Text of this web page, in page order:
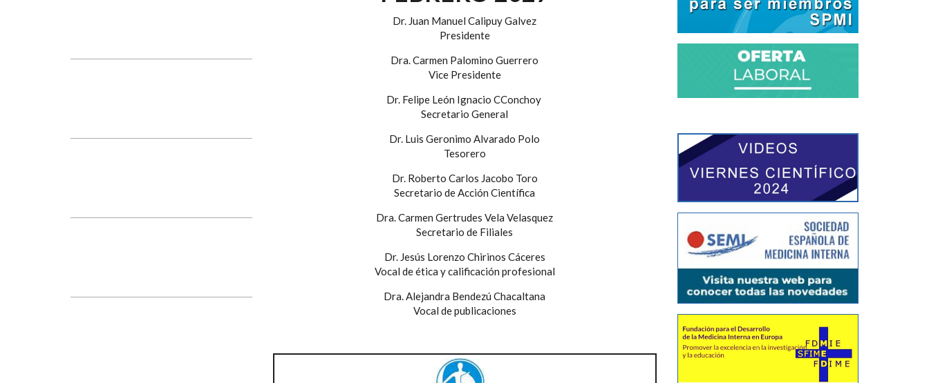
Dr. Juan Manuel Calipuy Galvez
Presidente
Dra. Carmen Palomino Guerrero
Vice Presidente
Dr. Felipe León Ignacio CConchoy
Secretario General
Dr. Luis Geronimo Alvarado Polo
Tesorero
Dr. Roberto Carlos Jacobo Toro
Secretario de Acción Científica
Dra. Carmen Gertrudes Vela Velasquez
Secretario de Filiales
Dr. Jesús Lorenzo Chirinos Cáceres
Vocal de ética y calificación profesional
Dra. Alejandra Bendezú Chacaltana
Vocal de publicaciones